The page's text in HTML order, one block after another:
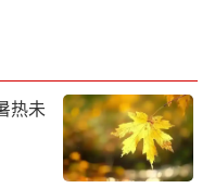
京彩”、“共建
网上北京和谐乐
主旋律，弘扬正能
热未